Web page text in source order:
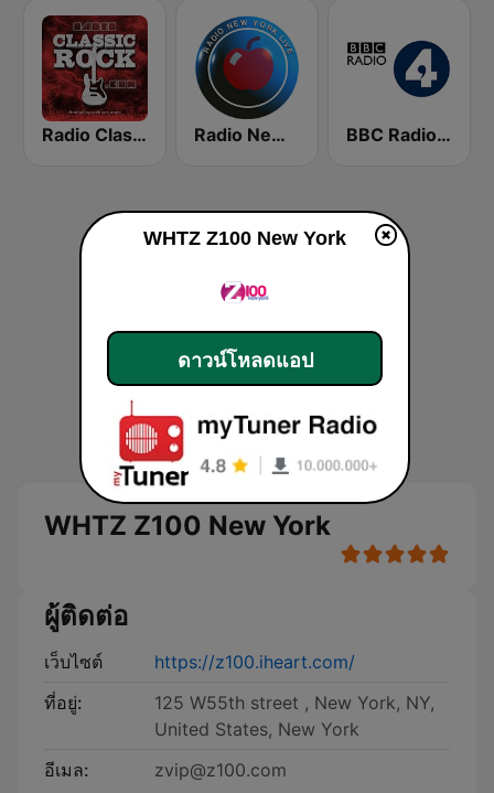
Radio Classic Rock Radio New York Live BBC Radio 4
WHTZ Z100 New York
ผู้ติดต่อ
เว็บไซต์
https://z100.iheart.com/
ที่อยู่:
125 W55th street , New York, NY,
United States, New York
อีเมล:
zvip@z100.com
WHTZ Z100 New York
ดาวน์โหลดแอป